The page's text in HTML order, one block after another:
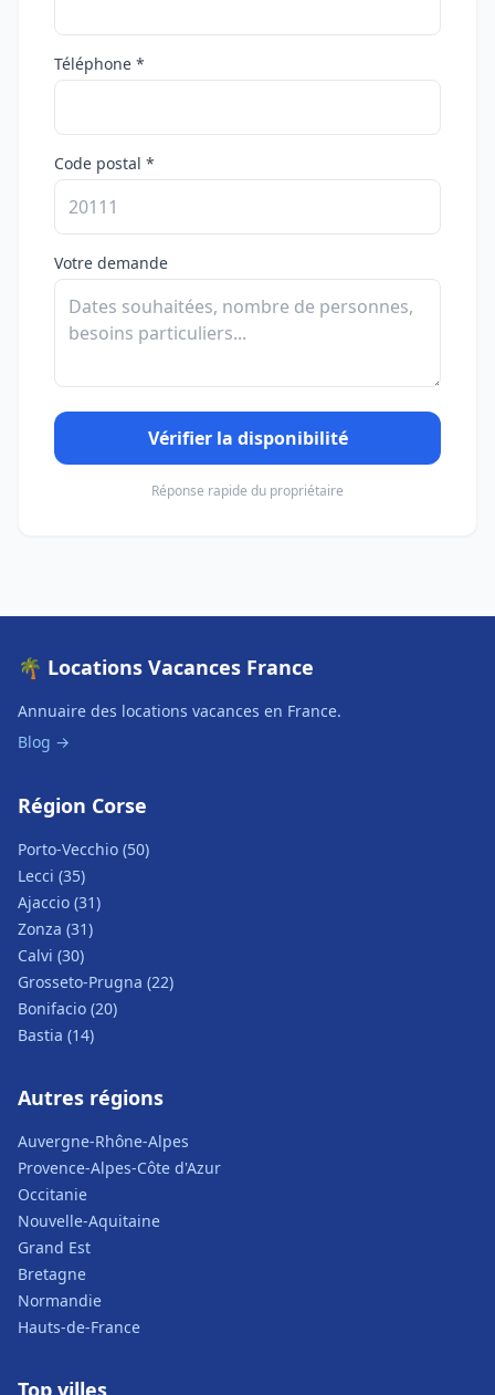
Téléphone *
Code postal *
Votre demande
Vérifier la disponibilité
Réponse rapide du propriétaire
🌴 Locations Vacances France
Annuaire des locations vacances en France.
Blog →
Région Corse
Porto-Vecchio (50)
Lecci (35)
Ajaccio (31)
Zonza (31)
Calvi (30)
Grosseto-Prugna (22)
Bonifacio (20)
Bastia (14)
Autres régions
Auvergne-Rhône-Alpes
Provence-Alpes-Côte d'Azur
Occitanie
Nouvelle-Aquitaine
Grand Est
Bretagne
Normandie
Hauts-de-France
Top villes